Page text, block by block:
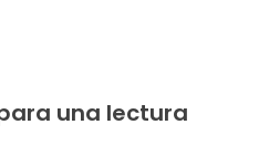
una lectura